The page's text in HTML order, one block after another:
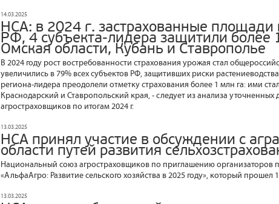
14.03.2025
НСА: в 2024 г. застрахованные площади
РФ, 4 субъекта-лидера защитили более
Омская области, Кубань и Ставрополье
В 2024 году рост востребованности страхования урожая стал
увеличились в 79% всех субъектов РФ, защитивших риски
региона-лидера преодолели отметку страхования более 1 млн га: ими
Краснодарский и Ставропольский края, - следует из анализа
агростраховщиков по итогам 2024 г.
13.03.2025
НСА принял участие в обсуждении с
области путей развития
Национальный союз агростраховщиков по приглашению организаторов
«АльфаАгро: Развитие сельского хозяйства в 2025 году», который прошел
13.03.2025